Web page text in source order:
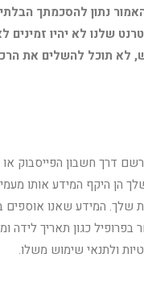
נתון להסכמתך
שלנו לא יהיו
לא תוכל להשלים את
דרך חשבון הפייסבוק
הן היקף המידע אותו
שלך. המידע שאנו אוספים
כגון תאריך לידה
ולתנאי שימוש משלו.